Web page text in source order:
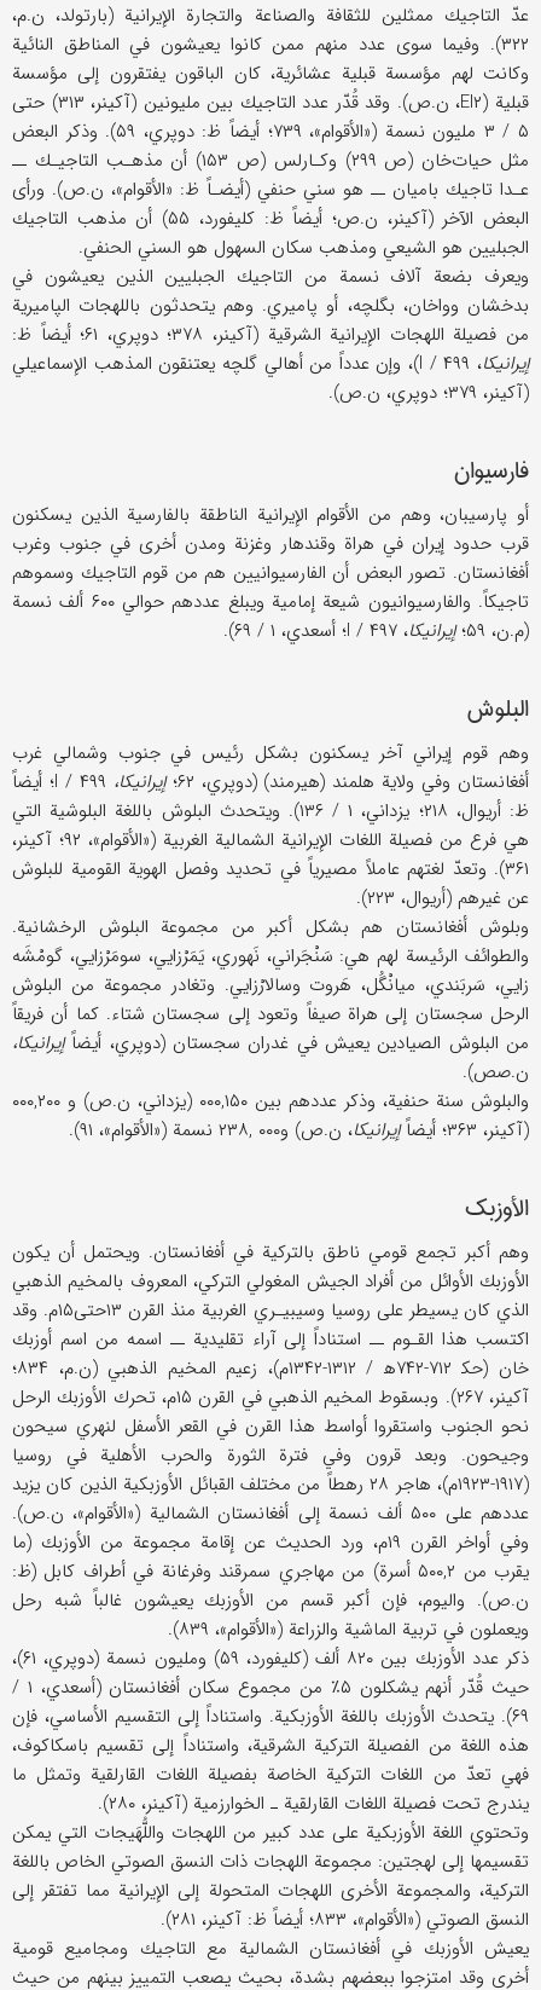
عدّ التاجيك ممثلين للثقافة والصناعة والتجارة الإيرانية (بارتولد، ن.م،
۳۲۲). وفيما سوى عدد منهم ممن كانوا يعيشون في المناطق النائية
وكانت لهم مؤسسة قبلية عشائرية، كان الباقون يفتقرون إلى مؤسسة
قبلية (EI۲، ن.ص). وقد قُدّر عدد التاجيك بين مليونين (آكينر، ۳۱۳) حتى
۵ / ۳ مليون نسمة («الأقوام»، ۷۳۹؛ أيضاً ظ: دوپري، ۵۹). وذكر البعض
مثل حيات‌خان (ص ۲۹۹) وكـارلس (ص ۱۵۳) أن مذهـب التاجيـك ــ
عـدا تاجيك باميان ــ هو سني حنفي (أيضـاً ظ: «الأقوام»، ن.ص). ورأى
البعض الآخر (آكينر، ن.ص؛ أيضاً ظ: كليفورد، ۵۵) أن مذهب التاجيك
الجبليين هو الشيعي ومذهب سكان السهول هو السني الحنفي.
ويعرف بضعة آلاف نسمة من التاجيك الجبليين الذين يعيشون في
بدخشان وواخان، بگلچه، أو پاميري. وهم يتحدثون باللهجات الپاميرية
من فصيلة اللهجات الإيرانية الشرقية (آكينر، ۳۷۸؛ دوپري، ۶۱؛ أيضاً ظ:
إيرانيكا
، I / ۴۹۹)، وإن عدداً من أهالي گلچه يعتنقون المذهب الإسماعيلي
(آكينر، ۳۷۹؛ دوپري، ن.ص).
فارسيوان
أو پارسيبان، وهم من الأقوام الإيرانية الناطقة بالفارسية الذين يسكنون
قرب حدود إيران في هراة وقندهار وغزنة ومدن أخرى في جنوب وغرب
أفغانستان. تصور البعض أن الفارسيوانيين هم من قوم التاجيك وسموهم
تاجيكاً. والفارسيوانيون شيعة إمامية ويبلغ عددهم حوالي ۶۰۰ ألف نسمة
(م.ن، ۵۹؛
إيرانيكا، I / ۴۹۷؛ أسعدي، ۱ / ۶۹).
البلوش
وهم قوم إيراني آخر يسكنون بشكل رئيس في جنوب وشمالي غرب
أفغانستان وفي ولاية هلمند (هيرمند) (دوپري، ۶۲؛
إيرانيكا،
I / ۴۹۹؛ أيضاً
ظ: أريوال، ۲۱۸؛ يزداني، ۱ / ۱۳۶). ويتحدث البلوش باللغة البلوشية التي
هي فرع من فصيلة اللغات الإيرانية الشمالية الغربية («الأقوام»، ۹۲؛ آكينر،
۳۶۱). وتعدّ لغتهم عاملاً مصيرياً في تحديد وفصل الهوية القومية للبلوش
عن غيرهم (أريوال، ۲۲۳).
وبلوش أفغانستان هم بشكل أكبر من مجموعة البلوش الرخشانية.
والطوائف الرئيسة لهم هي: سَنْجَراني، نَهوري، يَمَرْزايي، سومَرْزايي، گومْشَه
زايي، سَربَندي، ميانْگُل، هَروت وسالارْزايي. وتغادر مجموعة من البلوش
الرحل سجستان إلى هراة صيفاً وتعود إلى سجستان شتاء. كما أن فريقاً
من البلوش الصيادين يعيش في غدران سجستان (دوپري، أيضاًإيرانيكا،
ن.صص).
والبلوش سنة حنفية، وذكر عددهم بين ۰۰۰,۱۵۰ (يزداني، ن.ص) و ۰۰۰,۲۰۰
(آكينر، ۳۶۳؛ أيضاً
إيرانيكا، ن.ص) و۰۰۰ ,۲۳۸ نسمة («الأقوام»، ۹۱).
الأوزبك
وهم أكبر تجمع قومي ناطق بالتركية في أفغانستان. ويحتمل أن يكون
الأوزبك الأوائل من أفراد الجيش المغولي التركي، المعروف بالمخيم الذهبي
الذي كان يسيطر على روسيا وسيبيـري الغربية منذ القرن ۱۳حتى۱۵م. وقد
اكتسب هذا القـوم ــ استناداً إلى آراء تقليدية ــ اسمه من اسم أوزبك
خان (حك‍ ۷۱۲-۷۴۲ه‍ / ۱۳۱۲-۱۳۴۲م)، زعيم المخيم الذهبي (ن.م، ۸۳۴؛
آكينر، ۲۶۷). وبسقوط المخيم الذهبي في القرن ۱۵م، تحرك الأوزبك الرحل
نحو الجنوب واستقروا أواسط هذا القرن في القعر الأسفل لنهري سيحون
وجيحون. وبعد قرون وفي فترة الثورة والحرب الأهلية في روسيا
(۱۹۱۷-۱۹۲۳م)، هاجر ۲۸ رهطاً من مختلف القبائل الأوزبكية الذين كان يزيد
عددهم على ۵۰۰ ألف نسمة إلى أفغانستان الشمالية («الأقوام»، ن.ص).
وفي أواخر القرن ۱۹م، ورد الحديث عن إقامة مجموعة من الأوزبك (ما
يقرب من ۵۰۰,۲ أسرة) من مهاجري سمرقند وفرغانة في أطراف كابل (ظ:
ن.ص). واليوم، فإن أكبر قسم من الأوزبك يعيشون غالباً شبه رحل
ويعملون في تربية الماشية والزراعة («الأقوام»، ۸۳۹).
ذكر عدد الأوزبك بين ۸۲۰ ألف (كليفورد، ۵۹) ومليون نسمة (دوپري، ۶۱)،
حيث قُدّر أنهم يشكلون ۵٪ من مجموع سكان أفغانستان (أسعدي، ۱ /
۶۹). يتحدث الأوزبك باللغة الأوزبكية. واستناداً إلى التقسيم الأساسي، فإن
هذه اللغة من الفصيلة التركية الشرقية، واستناداً إلى تقسيم باسكاكوف،
فهي تعدّ من اللغات التركية الخاصة بفصيلة اللغات القارلقية وتمثل ما
يندرج تحت فصيلة اللغات القارلقية ـ الخوارزمية (آكينر، ۲۸۰).
وتحتوي اللغة الأوزبكية على عدد كبير من اللهجات واللُّهَيجات التي يمكن
تقسيمها إلى لهجتين: مجموعة اللهجات ذات النسق الصوتي الخاص باللغة
التركية، والمجموعة الأخرى اللهجات المتحولة إلى الإيرانية مما تفتقر إلى
النسق الصوتي («الأقوام»، ۸۳۳؛ أيضاً ظ: آكينر، ۲۸۱).
يعيش الأوزبك في أفغانستان الشمالية مع التاجيك ومجاميع قومية
أخرى وقد امتزجوا ببعضهم بشدة، بحيث يصعب التمييز بينهم من حيث